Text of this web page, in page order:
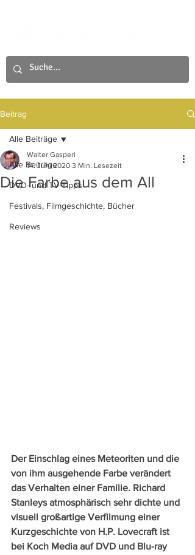
Beitrag
Alle Beiträge
DVD- und TV-Tipps
Festivals, Filmgeschichte, Bücher
Reviews
Alle Beiträge
Die Farbe aus dem All
Walter Gasperi
14. Juni 2020 3 Min. Lesezeit
Der Einschlag eines Meteoriten und die
von ihm ausgehende Farbe verändert
das Verhalten einer Familie. Richard
Stanleys atmosphärisch sehr dichte und
visuell großartige Verfilmung einer
Kurzgeschichte von H.P. Lovecraft ist
bei Koch Media auf DVD und Blu-ray